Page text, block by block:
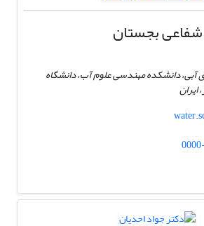
بجستان
آبی، دانشکده مهندسی علوم آب، دانشگاه
ایران